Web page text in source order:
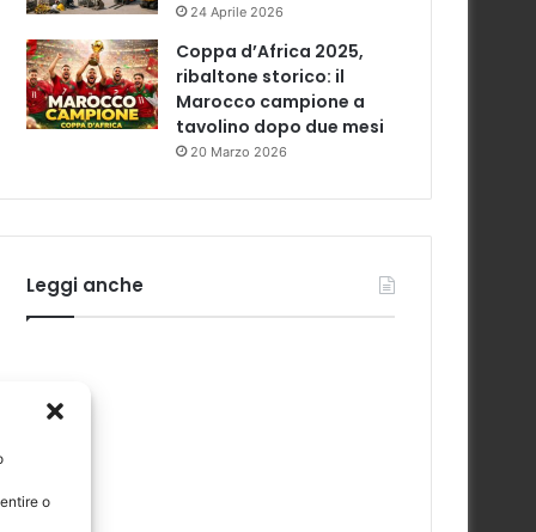
o
24 Aprile 2026
Coppa d’Africa 2025,
ribaltone storico: il
Marocco campione a
tavolino dopo due mesi
20 Marzo 2026
Leggi anche